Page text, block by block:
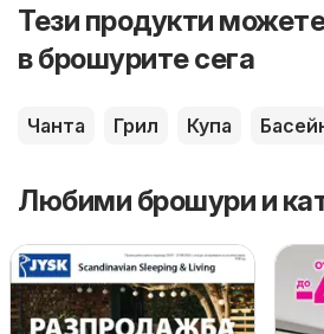
Тези продукти
в брошурите сега
Чанта Грил Купа
Любими брошури и